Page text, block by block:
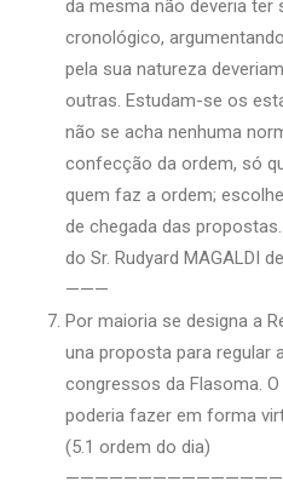
da mesma não deveria ter
cronológico,
pela sua natureza
outras. Estudam-se os
não se acha nenhuma
confecção da ordem, só
quem faz a ordem;
de chegada das
do Sr. Rudyard MAGALDI
———
Por maioria se designa a
una proposta para regular
congressos da Flasoma.
poderia fazer em forma
(5.1 ordem do dia)